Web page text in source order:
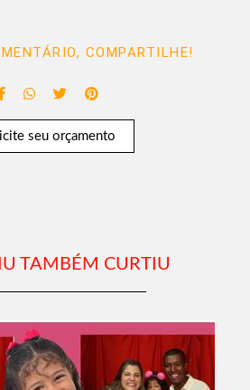
COMPARTILHE!
seu orçamento
TAMBÉM CURTIU